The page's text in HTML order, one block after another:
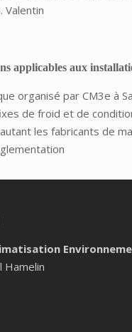
Valentin
applicables aux
organisé par CM3e à
de froid et de
les fabricants de
Hamelin